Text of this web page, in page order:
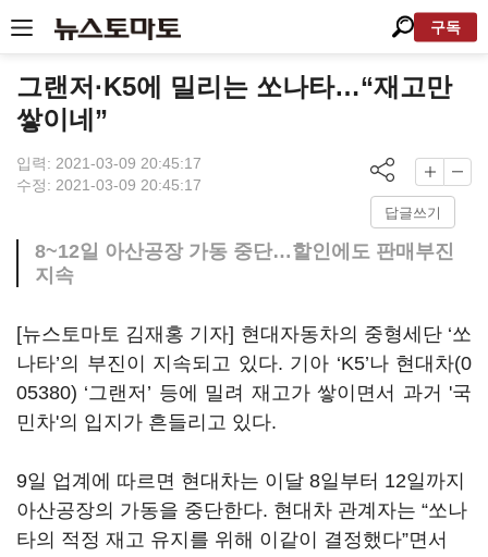
구독
그랜저·K5에 밀리는 쏘나타…“재고만
쌓이네”
입력: 2021-03-09 20:45:17
수정: 2021-03-09 20:45:17
답글쓰기
8~12일 아산공장 가동 중단…할인에도 판매부진
지속
[뉴스토마토 김재홍 기자] 현대자동차의 중형세단 ‘쏘
나타’의 부진이 지속되고 있다. 기아 ‘K5’나 현대차(0
05380) ‘그랜저’ 등에 밀려 재고가 쌓이면서 과거 '국
민차'의 입지가 흔들리고 있다.
9일 업계에 따르면 현대차는 이달 8일부터 12일까지
아산공장의 가동을 중단한다. 현대차 관계자는 “쏘나
타의 적정 재고 유지를 위해 이같이 결정했다”면서